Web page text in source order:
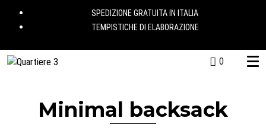
SPEDIZIONE GRATUITA IN ITALIA
TEMPISTICHE DI ELABORAZIONE
0
Minimal backsack